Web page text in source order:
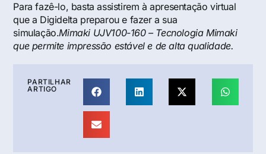
Para fazê-lo, basta assistirem à apresentação virtual
que a Digidelta preparou e fazer a sua
simulação.Mimaki UJV100-160 – Tecnologia Mimaki
que permite impressão estável e de alta qualidade.
PARTILHAR
ARTIGO